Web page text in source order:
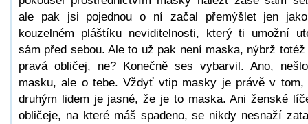
ale pak jsi pojednou o ní začal přemýšlet jen
kouzelném pláštíku neviditelnosti, který ti umožní
sám před sebou. Ale to už pak není maska, nýbrž totéž
pravá obličej, ne? Konečně ses vybarvil. Ano,
masku, ale o tebe. Vždyť vtip masky je právě v tom,
druhým lidem je jasné, že je to maska. Ani ženské
obličeje, na které máš spadeno, se nikdy nesnaží